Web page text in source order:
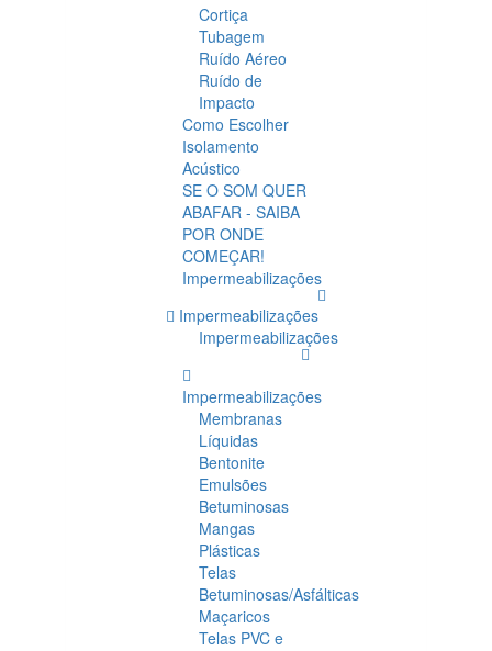
Cortiça
Tubagem
Ruído Aéreo
Ruído de
Impacto
Como Escolher
Isolamento
Acústico
SE O SOM QUER
ABAFAR - SAIBA
POR ONDE
COMEÇAR!
Impermeabilizações
Impermeabilizações
Impermeabilizações
Impermeabilizações
Membranas
Líquidas
Bentonite
Emulsões
Betuminosas
Mangas
Plásticas
Telas
Betuminosas/Asfálticas
Maçaricos
Telas PVC e